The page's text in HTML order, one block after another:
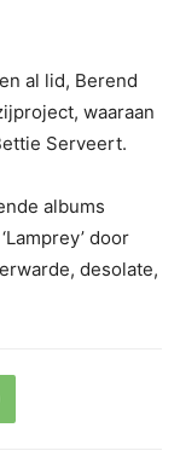
al lid, Berend
waaraan
Serveert.
albums
door
desolate,